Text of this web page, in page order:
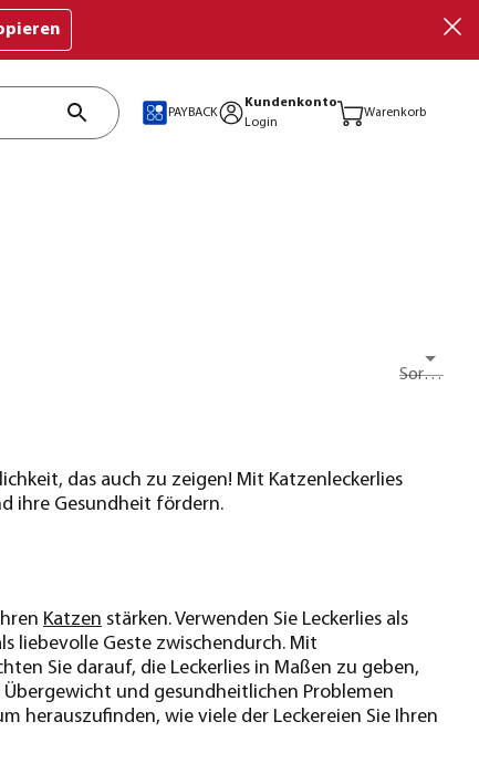
PAYBACK
Kundenkonto
Login
Warenkorb
Sortieren nach
das auch zu zeigen! Mit Katzenleckerlies
ihre Gesundheit fördern.
Katzen stärken. Verwenden Sie Leckerlies als
liebevolle Geste zwischendurch. Mit
Sie darauf, die Leckerlies in Maßen zu geben,
und gesundheitlichen Problemen
herauszufinden, wie viele der Leckereien Sie Ihren